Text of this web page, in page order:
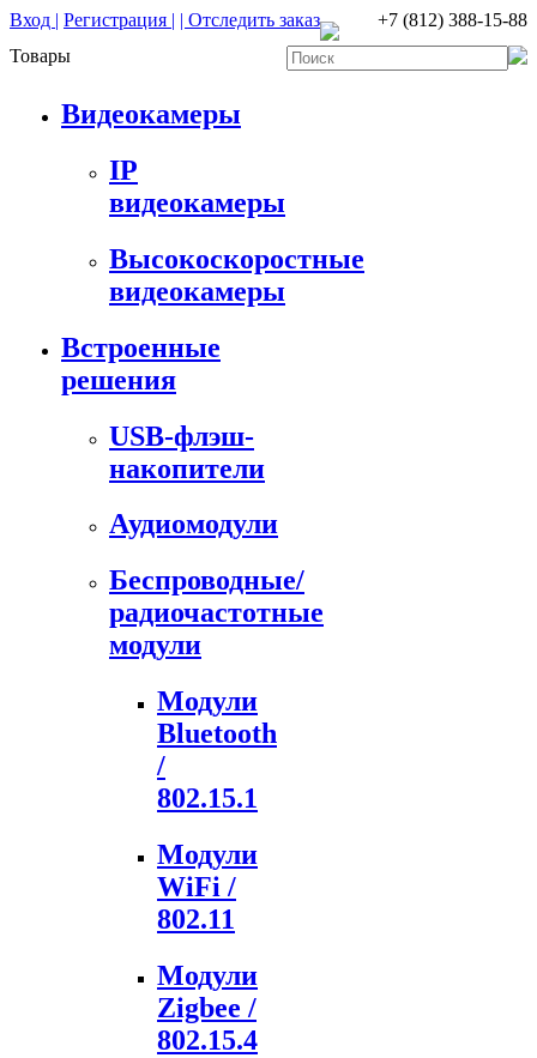
Вход | Регистрация | | Отследить заказ
+7 (812) 388-15-88
Товары
Видеокамеры
IP
видеокамеры
Высокоскоростные
видеокамеры
Встроенные
решения
USB-флэш-
накопители
Аудиомодули
Беспроводные/
радиочастотные
модули
Модули
Bluetooth
/
802.15.1
Модули
WiFi /
802.11
Модули
Zigbee /
802.15.4